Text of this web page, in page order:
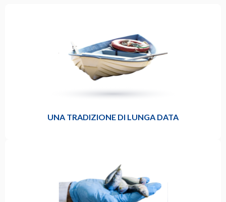
UNA TRADIZIONE DI LUNGA DATA